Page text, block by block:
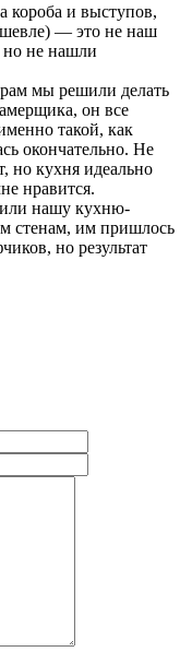
короба и выступов,
— это не наш
не нашли
мы решили делать
он все
такой, как
окончательно. Не
но кухня идеально
нравится.
нашу кухню-
стенам, им пришлось
но результат